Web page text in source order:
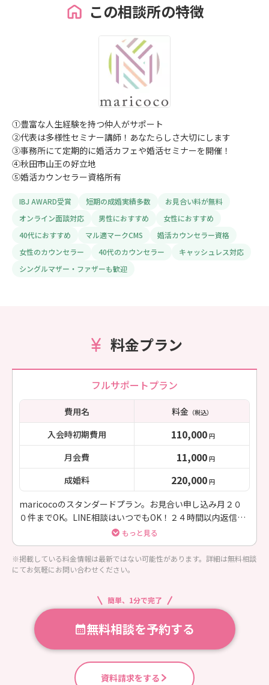
この相談所の特徴
①豊富な人生経験を持つ仲人がサポート
②代表は多様性セミナー講師！あなたらしさ大切にします
③事務所にて定期的に婚活カフェや婚活セミナーを開催！
④秋田市山王の好立地
⑤婚活カウンセラー資格所有
IBJ AWARD受賞 短期の成婚実績多数
お見合い料が無料
オンライン面談対応
男性におすすめ
女性におすすめ
40代におすすめ
マル適マークCMS
婚活カウンセラー資格
女性のカウンセラー
40代のカウンセラー
キャッシュレス対応
シングルマザー・ファザーも歓迎
料金プラン
フルサポートプラン
費用名 料金（税込）
入会時初期費用 110,000 円
月会費 11,000 円
成婚料 220,000 円
maricocoのスタンダードプラン。お見合い申し込み月２０
０件までOK。LINE相談はいつでもOK！２４時間以内返信し
もっと見る
※掲載している料金情報は最新ではない可能性があります。詳細は無料相談
にてお気軽にお問い合わせください。
簡単、1分で完了
無料相談を予約する
資料請求をする